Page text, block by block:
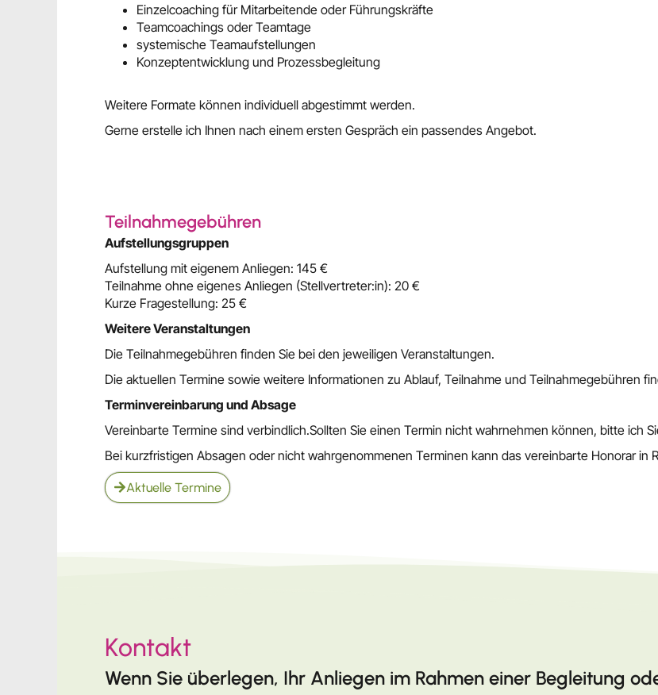
Einzelcoaching für Mitarbeitende oder Führungskräfte
Teamcoachings oder Teamtage
systemische Teamaufstellungen
Konzeptentwicklung und Prozessbegleitung
Weitere Formate können individuell abgestimmt werden.
Gerne erstelle ich Ihnen nach einem ersten Gespräch ein passendes Angebot.
Teilnahmegebühren
Aufstellungsgruppen
Aufstellung mit eigenem Anliegen: 145 €
Teilnahme ohne eigenes Anliegen (Stellvertreter:in): 20 €
Kurze Fragestellung: 25 €
Weitere Veranstaltungen
Die Teilnahmegebühren finden Sie bei den jeweiligen Veranstaltungen.
Die aktuellen Termine sowie weitere Informationen zu Ablauf, Teilnahme und Teilnahmegebühren
Terminvereinbarung und Absage
Vereinbarte Termine sind verbindlich.Sollten Sie einen Termin nicht wahrnehmen können, bitte ich
Bei kurzfristigen Absagen oder nicht wahrgenommenen Terminen kann das vereinbarte Honorar in
Aktuelle Termine
Kontakt
Wenn Sie überlegen, Ihr Anliegen im Rahmen einer Begleitung